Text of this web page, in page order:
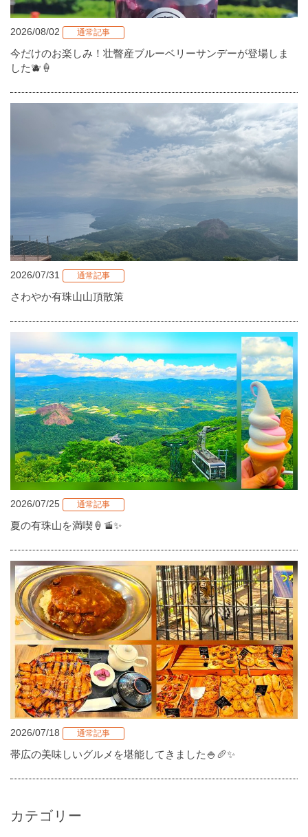
2026/08/02 通常記事
今だけのお楽しみ！壮瞥産ブルーベリーサンデーが登場しま
した🫐🍦
2026/07/31 通常記事
さわやか有珠山山頂散策
2026/07/25 通常記事
夏の有珠山を満喫🍦🚡✨
2026/07/18 通常記事
帯広の美味しいグルメを堪能してきました🍚🥖✨
カテゴリー